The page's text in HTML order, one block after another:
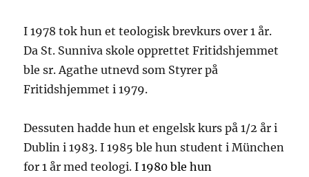
I 1978 tok hun et teologisk brevkurs over 1 år.
Da St. Sunniva skole opprettet Fritidshjemmet
ble sr. Agathe utnevd som Styrer på
Fritidshjemmet i 1979.
Dessuten hadde hun et engelsk kurs på 1/2 år i
Dublin i 1983. I 1985 ble hun student i München
for 1 år med teologi.I 1980 ble hun